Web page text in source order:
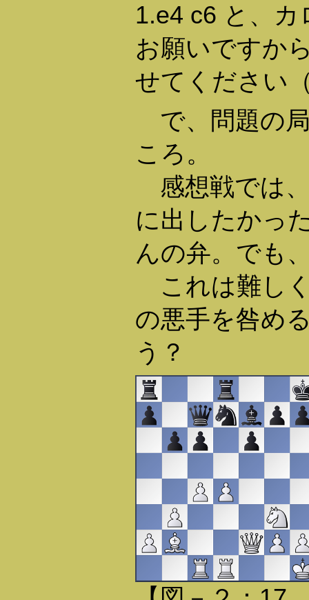
1.e4 c6 と、
お願いですか
せてください
で、問題の
ころ。
感想戦では
に出したかっ
んの弁。でも
これは難し
の悪手を咎め
う？